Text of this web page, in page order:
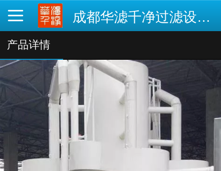
成都华滤千净过滤设备有限公司
产品详情